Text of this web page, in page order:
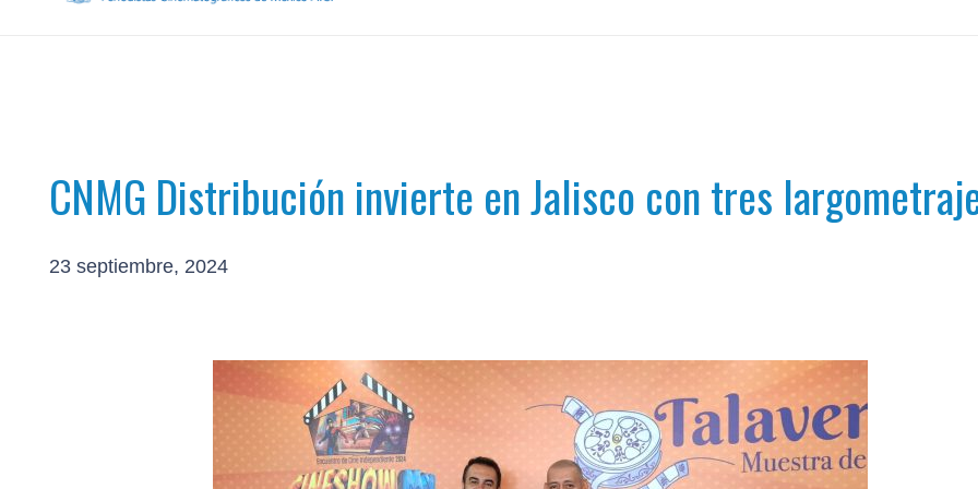
CNMG Distribución invierte en Jalisco con tres
23 septiembre, 2024